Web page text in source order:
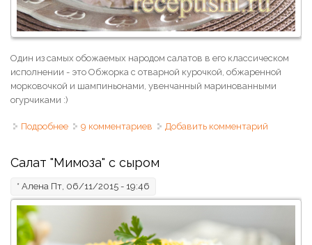
Один из самых обожаемых народом салатов в его классическом
исполнении - это Обжорка с отварной курочкой, обжаренной
морковочкой и шампиньонами, увенчанный маринованными
огурчиками :)
Подробнее о Салат «Обжорка» с курицей и шампиньонами
9 комментариев Добавить комментарий
Салат "Мимоза" с сыром
* Алена Пт, 06/11/2015 - 19:46